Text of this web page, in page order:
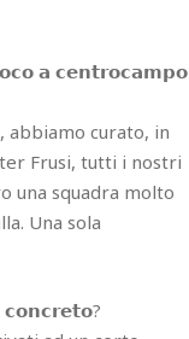
𝗮 𝗰𝗲𝗻𝘁𝗿𝗼𝗰𝗮𝗺𝗽𝗼
curato, in
Frusi, tutti i nostri
una squadra molto
Una sola